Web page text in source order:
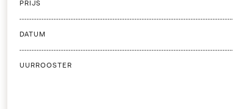
PRIJS
DATUM
UURROOSTER